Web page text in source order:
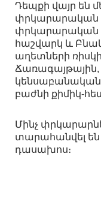
Դեպքի վայր են
փրկարարական
փրկարարական
հաշվարկ և
աղետների
կենսաբանական
բաժնի քիմիկ-
Մինչ
տարահանվել են
դասախոս։